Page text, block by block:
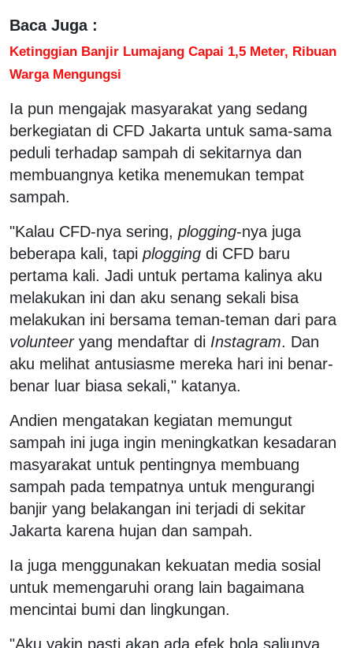
Baca Juga :
Ketinggian Banjir Lumajang Capai 1,5 Meter, Ribuan
Warga Mengungsi
Ia pun mengajak masyarakat yang sedang
berkegiatan di CFD Jakarta untuk sama-sama
peduli terhadap sampah di sekitarnya dan
membuangnya ketika menemukan tempat
sampah.
"Kalau CFD-nya sering, plogging-nya juga
beberapa kali, tapi plogging di CFD baru
pertama kali. Jadi untuk pertama kalinya aku
melakukan ini dan aku senang sekali bisa
melakukan ini bersama teman-teman dari para
volunteeryang mendaftar di Instagram. Dan
aku melihat antusiasme mereka hari ini benar-
benar luar biasa sekali," katanya.
Andien mengatakan kegiatan memungut
sampah ini juga ingin meningkatkan kesadaran
masyarakat untuk pentingnya membuang
sampah pada tempatnya untuk mengurangi
banjir yang belakangan ini terjadi di sekitar
Jakarta karena hujan dan sampah.
Ia juga menggunakan kekuatan media sosial
untuk memengaruhi orang lain bagaimana
mencintai bumi dan lingkungan.
"Aku yakin pasti akan ada efek bola saljunya.